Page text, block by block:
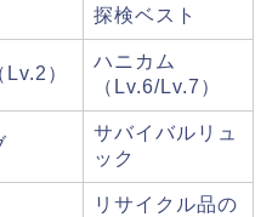
探検ベスト
）
ハニカム
（Lv.6/Lv.7）
サバイバルリュ
ック
リサイクル品の